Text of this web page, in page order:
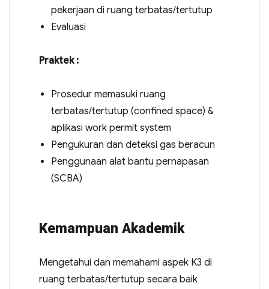
pekerjaan di ruang terbatas/tertutup
Evaluasi
Praktek :
Prosedur memasuki ruang
terbatas/tertutup (confined space) &
aplikasi work permit system
Pengukuran dan deteksi gas beracun
Penggunaan alat bantu pernapasan
(SCBA)
Kemampuan Akademik
Mengetahui dan memahami aspek K3 di
ruang terbatas/tertutup secara baik